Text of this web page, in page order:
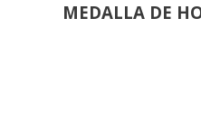
MEDALLA DE